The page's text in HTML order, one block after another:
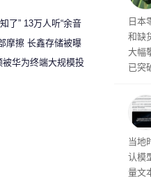
文
到 1/
价
日本
和缺
大幅
已突
涨
0 Ti
节
的顾
当地
认模
量文
了” 13万人听“余音
摩擦 长鑫存储被曝
逐出研发基地
被华为终端大规模投